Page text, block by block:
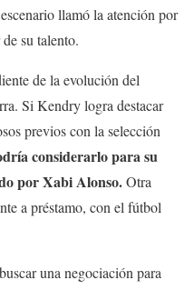
llamó la atención por
su talento.
de la evolución del
Si Kendry logra destacar
previos con la selección
considerarlo para su
por Xabi Alonso.Otra
a préstamo, con el fútbol
una negociación para